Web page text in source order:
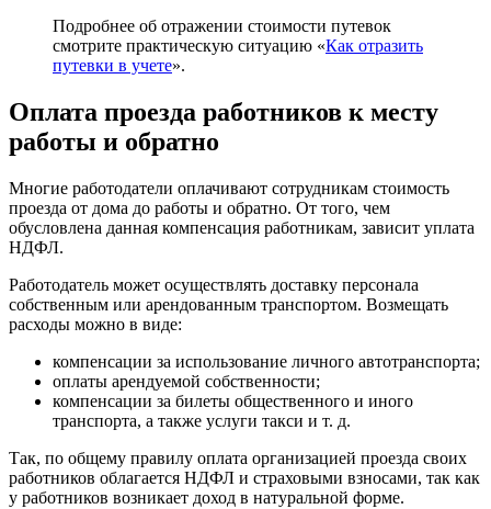
Подробнее об отражении стоимости путевок
смотрите практическую ситуацию «Как отразить
путевки в учете».
Оплата проезда работников к месту
работы и обратно
Многие работодатели оплачивают сотрудникам стоимость
проезда от дома до работы и обратно. От того, чем
обусловлена данная компенсация работникам, зависит уплата
НДФЛ.
Работодатель может осуществлять доставку персонала
собственным или арендованным транспортом. Возмещать
расходы можно в виде:
компенсации за использование личного автотранспорта;
оплаты арендуемой собственности;
компенсации за билеты общественного и иного
транспорта, а также услуги такси и т. д.
Так, по общему правилу оплата организацией проезда своих
работников облагается НДФЛ и страховыми взносами, так как
у работников возникает доход в натуральной форме.